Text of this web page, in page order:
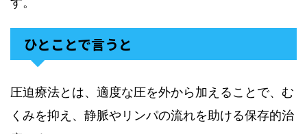
ひとことで言うと
圧迫療法とは、適度な圧を外から加えることで、む
くみを抑え、静脈やリンパの流れを助ける保存的治